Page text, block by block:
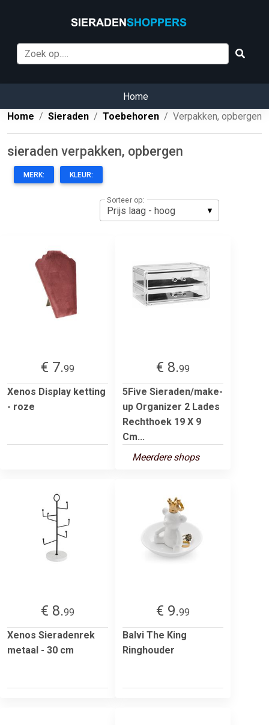
Home
Home
Sieraden Toebehoren Verpakken, opbergen
sieraden verpakken, opbergen
MERK: KLEUR:
Sorteer op:
€ 7.99
Xenos Display ketting
- roze
€ 8.99
5Five Sieraden/make-
up Organizer 2 Lades
Rechthoek 19 X 9
Cm...
Meerdere shops
€ 8.99
Xenos Sieradenrek
metaal - 30 cm
€ 9.99
Balvi The King
Ringhouder